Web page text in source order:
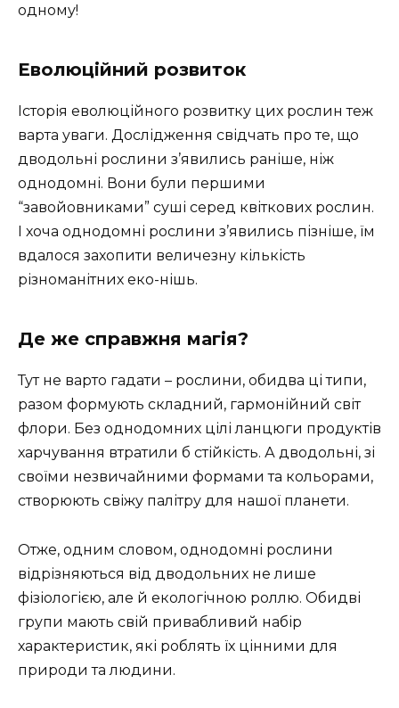
одному!
Еволюційний розвиток
Історія еволюційного розвитку цих рослин теж
варта уваги. Дослідження свідчать про те, що
дводольні рослини з’явились раніше, ніж
однодомні. Вони були першими
“завойовниками” суші серед квіткових рослин.
І хоча однодомні рослини з’явились пізніше, їм
вдалося захопити величезну кількість
різноманітних еко-нішь.
Де же справжня магія?
Тут не варто гадати – рослини, обидва ці типи,
разом формують складний, гармонійний світ
флори. Без однодомних цілі ланцюги продуктів
харчування втратили б стійкість. А дводольні, зі
своїми незвичайними формами та кольорами,
створюють свіжу палітру для нашої планети.
Отже, одним словом, однодомні рослини
відрізняються від дводольних не лише
фізіологією, але й екологічною роллю. Обидві
групи мають свій привабливий набір
характеристик, які роблять їх цінними для
природи та людини.